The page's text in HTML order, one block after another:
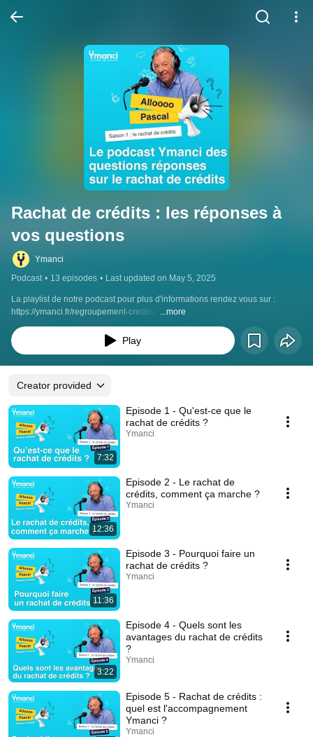
Rachat de crédits : les réponses à
vos questions
Ymanci
Podcast • 13 episodes • Last updated on May 5, 2025
La playlist de notre podcast pour plus d'informations rendez vous sur :
https://ymanci.fr/regroupement-credits/ . ...more
Play
Creator provided
7:32
Episode 1 - Qu'est-ce que le
rachat de crédits ?
Ymanci
12:36
Episode 2 - Le rachat de
crédits, comment ça marche ?
Ymanci
11:36
Episode 3 - Pourquoi faire un
rachat de crédits ?
Ymanci
3:22
Episode 4 - Quels sont les
avantages du rachat de crédits
?
Ymanci
Episode 5 - Rachat de crédits :
quel est l'accompagnement
Ymanci ?
Ymanci